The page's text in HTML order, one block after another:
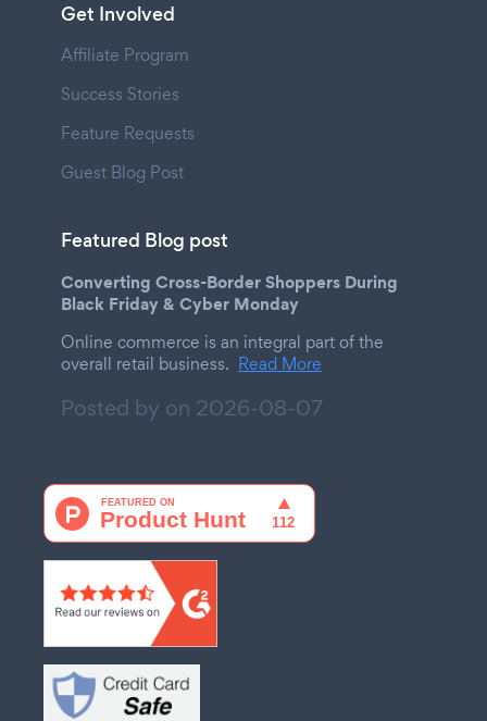
Get Involved
Affiliate Program
Success Stories
Feature Requests
Guest Blog Post
Featured Blog post
Converting Cross-Border Shoppers During
Black Friday & Cyber Monday
Online commerce is an integral part of the
overall retail business. Read More
Posted by on 2026-08-07